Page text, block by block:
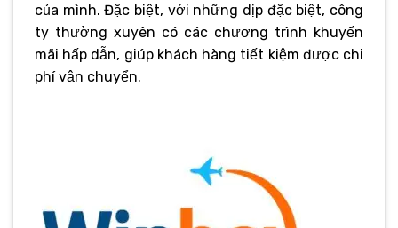
của mình. Đặc biệt, với những dịp đặc biệt, công
ty thường xuyên có các chương trình khuyến
mãi hấp dẫn, giúp khách hàng tiết kiệm được chi
phí vận chuyển.